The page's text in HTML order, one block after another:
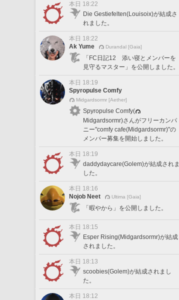
本日 18:22
Die Gestiefelten(Louisoix)が結成さ
れました。
本日 18:22
Ak Yume
Durandal [Gaia]
「FC日記12 添い寝とメンバーを
見守るマスター」を公開しました。
本日 18:19
Spyropulse Comfy
Midgardsormr [Aether]
Spyropulse Comfy(
Midgardsormr)さんがフリーカンパ
ニー"comfy cafe(Midgardsormr)"の
メンバー募集を開始しました。
本日 18:19
daddydaycare(Golem)が結成されま
した。
本日 18:16
Nojob Neet
Ultima [Gaia]
「暇やから」を公開しました。
本日 18:15
Esper Rising(Midgardsormr)が結成
されました。
本日 18:13
scoobies(Golem)が結成されまし
た。
本日 18:12